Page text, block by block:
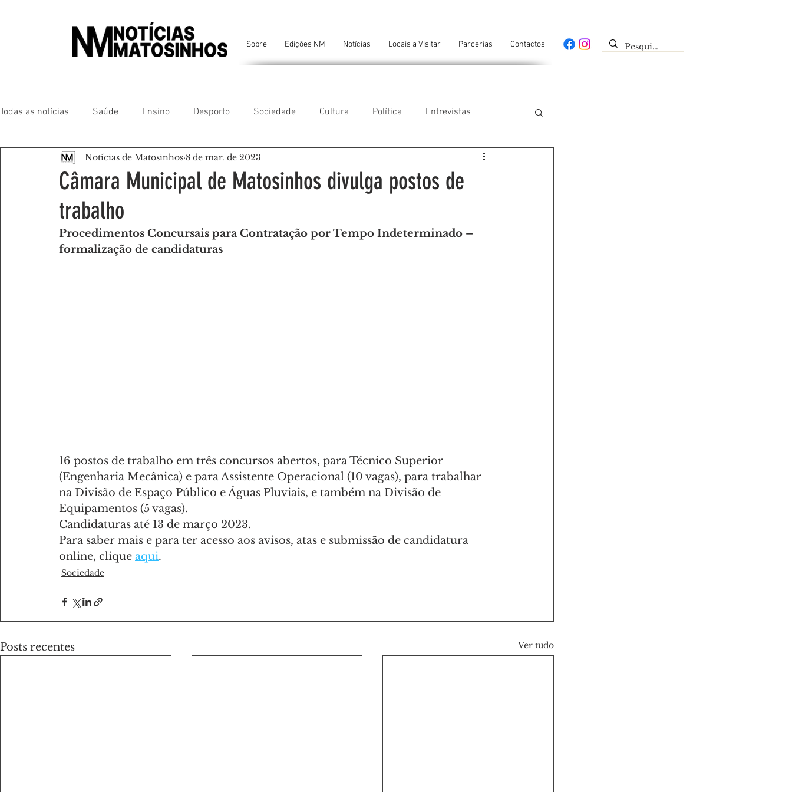
Sobre Edições NM Notícias Locais a Visitar Parcerias Contactos
Todas as notícias Saúde Ensino Desporto Sociedade Cultura Política Entrevistas
Matosinhos Leça da Palmeira Custóias Leça do Balio
São Mamede de Infesta
Gente da nossa Terra AMANTES DE ANIMAIS
Câmara Municipal de Matosinhos divulga postos de
trabalho
Notícias de Matosinhos 8 de mar. de 2023
Procedimentos Concursais para Contratação por Tempo Indeterminado –
formalização de candidaturas
16 postos de trabalho em três concursos abertos, para Técnico Superior
(Engenharia Mecânica) e para Assistente Operacional (10 vagas), para trabalhar
na Divisão de Espaço Público e Águas Pluviais, e também na Divisão de
Equipamentos (5 vagas).
Candidaturas até 13 de março 2023.
Para saber mais e para ter acesso aos avisos, atas e submissão de candidatura
online, clique aqui.
Sociedade
Posts recentes Ver tudo